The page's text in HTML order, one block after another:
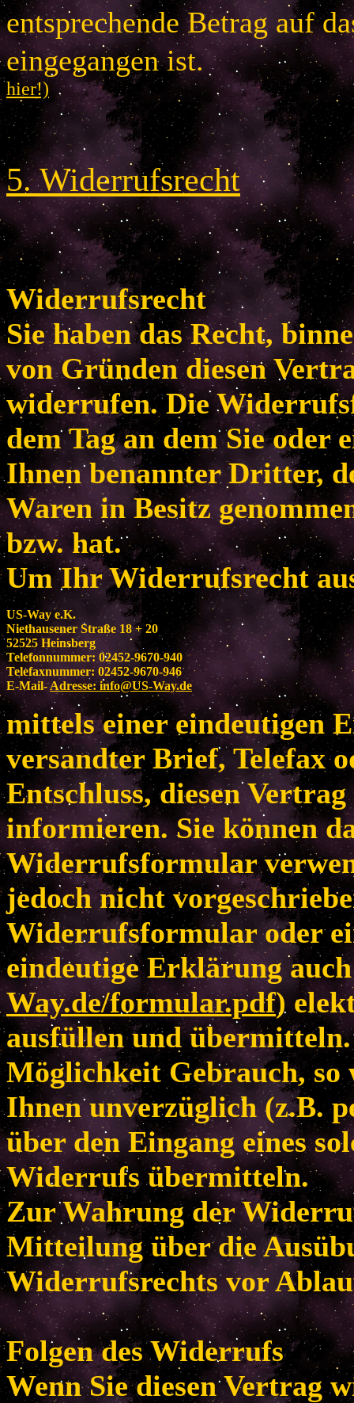
entsprechende Betrag auf
eingegangen
hier!)
5.Widerrufsrecht
Widerrufsrecht
Sie haben das Recht,
von Gründen diesen
widerrufen. Die
dem Tag an dem Sie oder
Ihnen benannter Dritter,
Waren in Besitz
bzw. hat.
Um Ihr Widerrufsrecht
US-Way e.K.
Niethausener Straße 18 + 20
52525 Heinsberg
Telefonnummer: 02452-9670-940
Telefaxnummer: 02452-9670-946
E-Mail-Adresse:info@US-Way.de
mittels einer eindeutigen
versandter Brief, Telefax
Entschluss, diesen
informieren. Sie können
Widerrufsformular
jedoch nicht
Widerrufsformular oder
eindeutige Erklärung
Way.de/formular.pdf)
ausfüllen und
Möglichkeit Gebrauch, so
Ihnen unverzüglich (z.B.
über den Eingang eines
Widerrufs übermitteln.
Zur Wahrung der
Mitteilung über die
Widerrufsrechts vor
Folgen des Widerrufs
Wenn Sie diesen Vertrag